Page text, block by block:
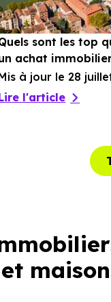
sont les top
achat
à jour le 28
l'article